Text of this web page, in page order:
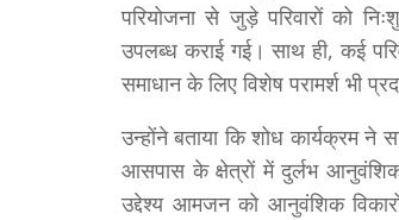
परियोजना से जुड़े परिवारों को
उपलब्ध कराई गई। साथ ही, कई
समाधान के लिए विशेष परामर्श भी
उन्होंने बताया कि शोध कार्यक्रम
आसपास के क्षेत्रों में दुर्लभ
उद्देश्य आमजन को आनुवंशिक